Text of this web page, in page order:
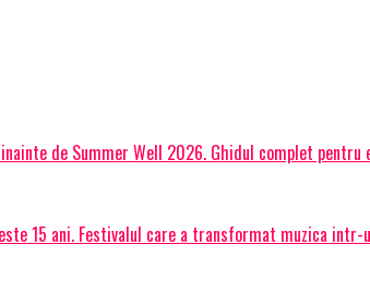
de Summer Well 2026. Ghidul complet pentru
15 ani. Festivalul care a transformat muzica